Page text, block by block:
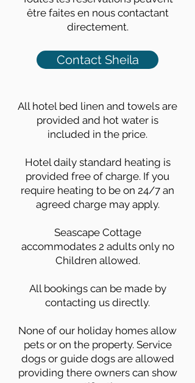
être faites en nous contactant
directement.
Contact Sheila
All hotel bed linen and towels are
provided and hot water is
included in the price.
Hotel daily standard heating is
provided free of charge. If you
require heating to be on 24/7 an
agreed charge may apply.
Seascape Cottage
accommodates 2 adults only no
Children allowed.
All bookings can be made by
contacting us directly.
None of our holiday homes allow
pets or on the property. Service
dogs or guide dogs are allowed
providing there owners can show